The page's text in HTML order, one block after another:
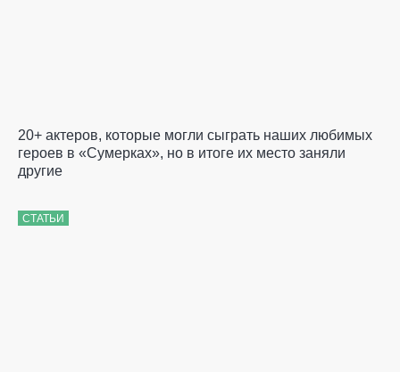
20+ актеров, которые могли сыграть наших любимых
героев в «Сумерках», но в итоге их место заняли
другие
СТАТЬИ